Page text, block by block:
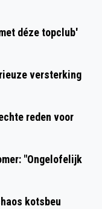
déze topclub'
versterking
reden voor
"Ongelofelijk
kotsbeu